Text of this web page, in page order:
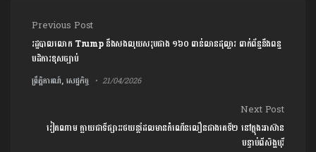
Post navigation
Previous Post
រដ្ឋបាលលោក Trump នឹងសងលុយសរុបជាង ១៦០ ពាន់លានដុល្លារ ពាក់ព័ន្ធនឹងពន្ធ
បដិការខុសច្បាប់
ព្រឹត្តិការណ៍, សេដ្ឋកិច្ច 21/04/2026
Next Post
វៀតណាម ក្លាយជាទីផ្សាររថយន្តដែលមានកំណើនលឿនជាងគេទី២ នៅក្នុងអាស៊ាន
បន្ទាប់ពីសិង្ហបុរី